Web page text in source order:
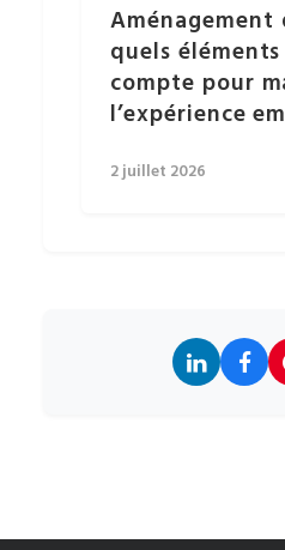
Aménagement
quels
compte pour
l’expérience
2 juillet 2026